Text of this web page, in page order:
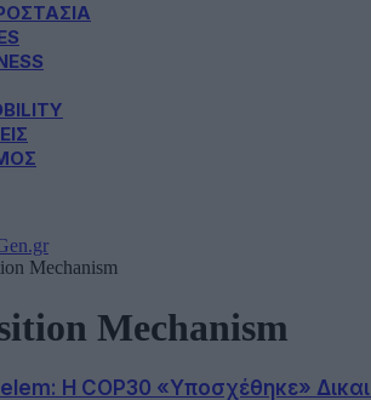
Mechanism
Mechanism
Η COP30 «Υποσχέθηκε»